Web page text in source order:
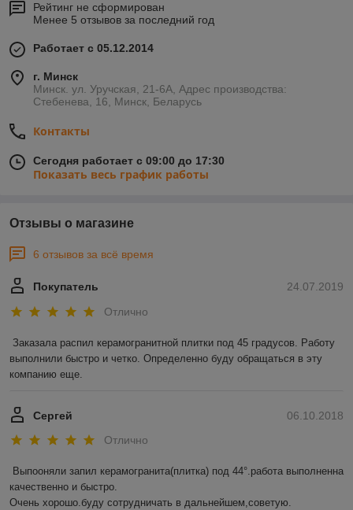
Рейтинг не сформирован
Менее 5 отзывов за последний год
Работает с 05.12.2014
г. Минск
Минск. ул. Уручская, 21-6А, Адрес производства:
Стебенева, 16, Минск, Беларусь
Контакты
Сегодня работает с 09:00 до 17:30
Показать весь график работы
Отзывы о магазине
6 отзывов за всё время
24.07.2019
Покупатель
Отлично
Заказала распил керамогранитной плитки под 45 градусов. Работу
выполнили быстро и четко. Определенно буду обращаться в эту
компанию еще.
06.10.2018
Сергей
Отлично
Выпооняли запил керамогранита(плитка) под 44°.работа выполненна
качественно и быстро.
Очень хорошо.буду сотрудничать в дальнейшем,советую.